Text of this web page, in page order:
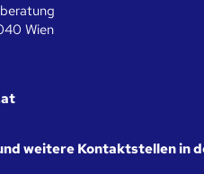
Wien
weitere Kontaktstellen in